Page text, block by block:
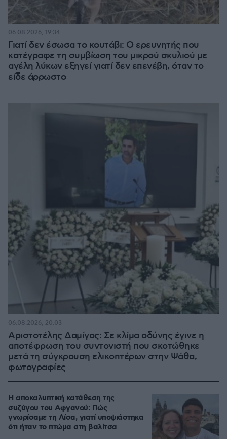
Γιατί δεν έσωσα το κουτάβι: Ο ερευνητής που
κατέγραφε τη συμβίωση του μικρού σκυλιού με
αγέλη λύκων εξηγεί γιατί δεν επενέβη, όταν το
είδε άρρωστο
06.08.2026, 19:34
Αριστοτέλης Δαμίγος: Σε κλίμα οδύνης έγινε η
αποτέφρωση του συντονιστή που σκοτώθηκε
μετά τη σύγκρουση ελικοπτέρων στην Ψάθα,
φωτογραφίες
06.08.2026, 20:03
Η αποκαλυπτική κατάθεση της
συζύγου του Αφγανού: Πώς
γνωρίσαμε τη Λίσα, γιατί υποψιάστηκα
ότι ήταν το πτώμα στη βαλίτσα